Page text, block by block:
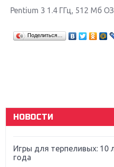
Pentium 3 1.4 ГГц, 512 Мб
Поделиться…
НОВОСТИ
Крупнейшие релизы мая:
Sony
Far Cry 5: хвалить нельзя
Игры для терпеливых: 10
года